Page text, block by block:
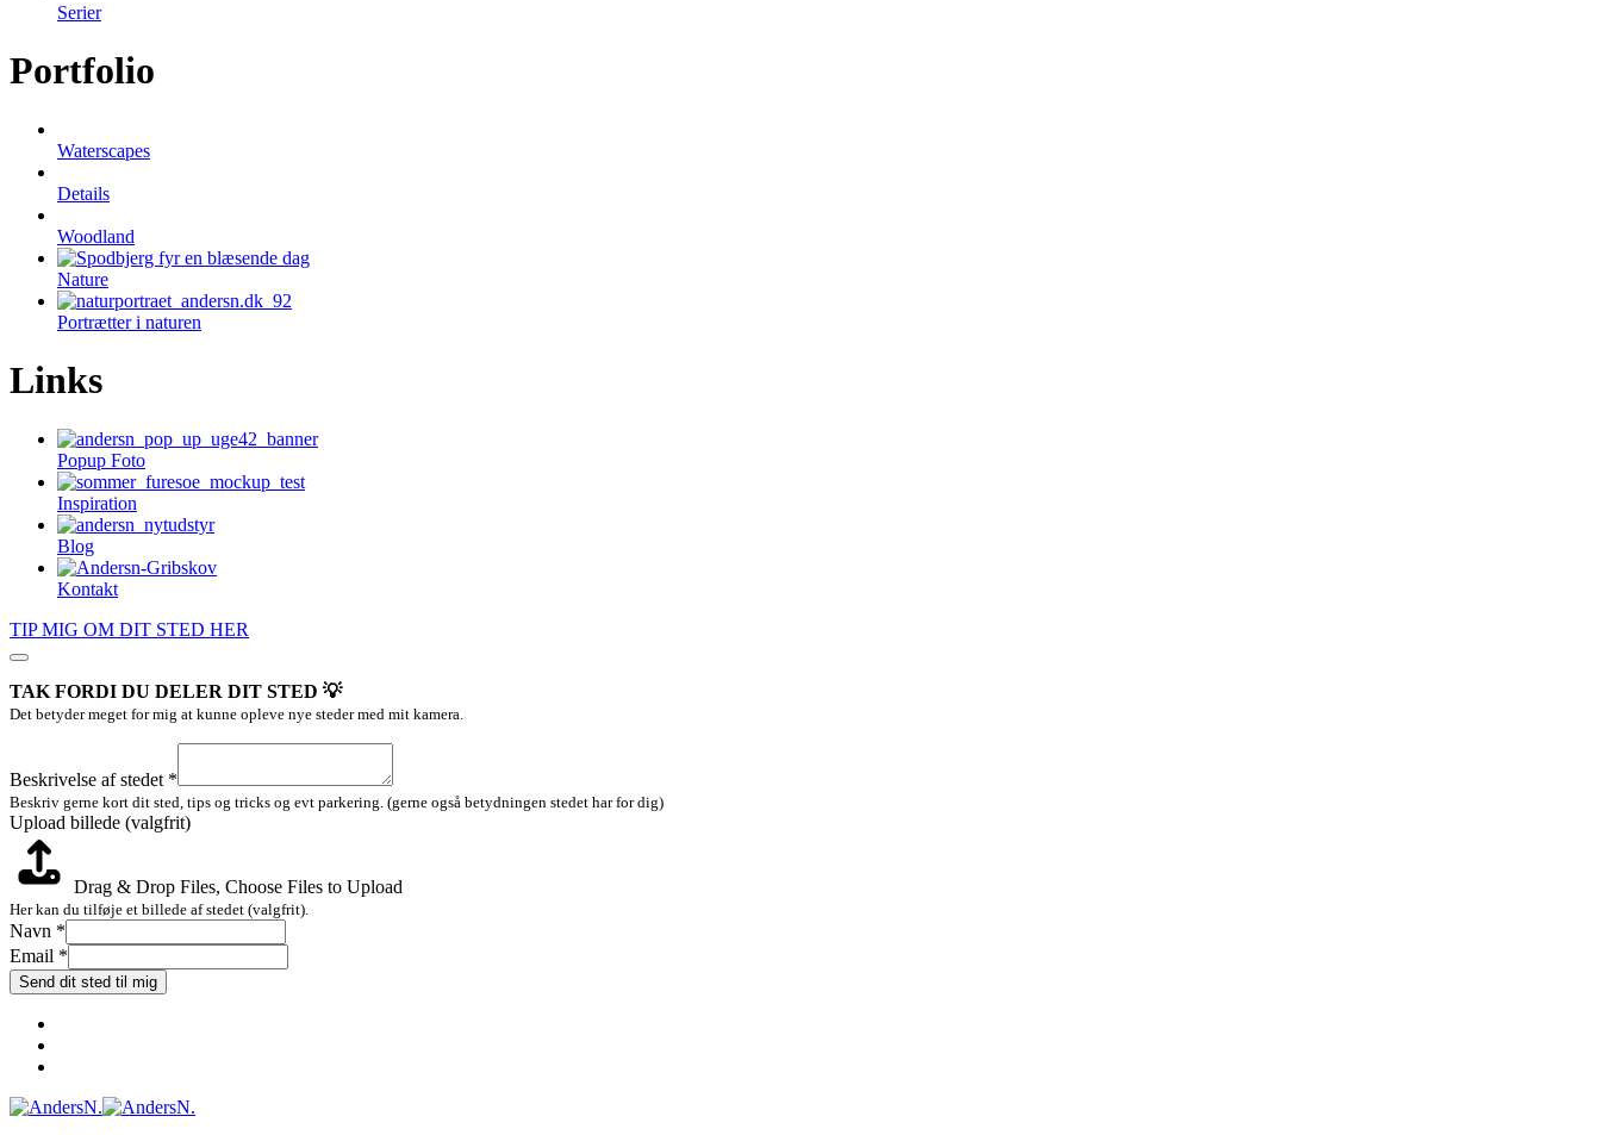
Serier
Portfolio
Waterscapes
Details
Woodland
Nature
Portrætter i naturen
Links
Popup Foto
Inspiration
Blog
Kontakt
TIP MIG OM DIT STED HER
TAK FORDI DU DELER DIT STED 💡
Det betyder meget for mig at kunne opleve nye steder med mit kamera.
(valgfrit)
Beskrivelse
Beskrivelse af stedet *
Beskriv gerne kort dit sted, tips og tricks og evt parkering. (gerne også betydningen stedet har for dig)
Upload billede (valgfrit)
Drag & Drop Files, Choose Files to Upload
Her kan du tilføje et billede af stedet (valgfrit).
Navn *
Email *
Send dit sted til mig